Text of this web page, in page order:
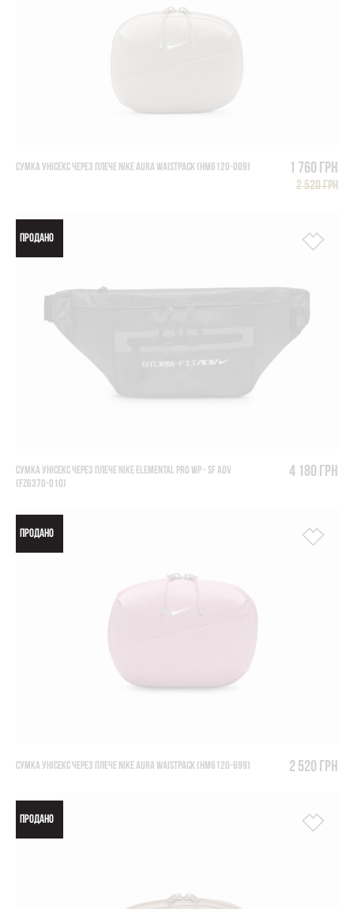
СУМКА УНІСЕКС ЧЕРЕЗ ПЛЕЧЕ NIKE AURA WAISTPACK (HM6120-009) 1 760 грн
2 520 грн
ПРОДАНО
СУМКА УНІСЕКС ЧЕРЕЗ ПЛЕЧЕ NIKE ELEMENTAL PRO WP - SF ADV
(FZ6370-010)
4 180 грн
ПРОДАНО
СУМКА УНІСЕКС ЧЕРЕЗ ПЛЕЧЕ NIKE AURA WAISTPACK (HM6120-699) 2 520 грн
ПРОДАНО